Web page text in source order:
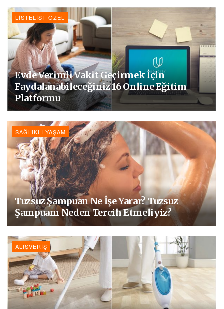
LISTELIST ÖZEL
Evde Verimli Vakit Geçirmek İçin
Faydalanabileceğiniz 16 Online Eğitim
Platformu
SAĞLIKLI YAŞAM
Tuzsuz Şampuan Ne İşe Yarar? Tuzsuz
Şampuanı Neden Tercih Etmeliyiz?
ALIŞVERIŞ